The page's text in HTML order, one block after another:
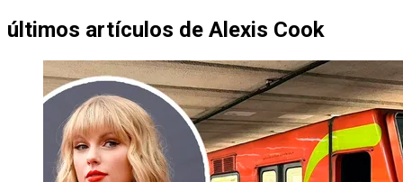
últimos artículos de Alexis Cook